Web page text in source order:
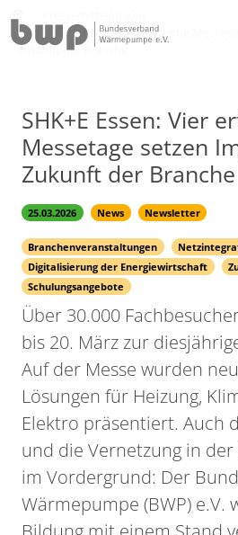
SHK+E Essen: Vier erfolgreiche
Zukunft der Branche
SHK+E Essen: Vier
Messetage setzen
Zukunft der Branche
25.03.2026 News Newsletter
Branchenveranstaltungen
Digitalisierung der Energiewirtschaft
Schulungsangebote
Über 30.000
bis 20. März zur
Auf der Messe wurden
Lösungen für Heizung,
Elektro präsentiert. Auch
und die Vernetzung in
im Vordergrund: Der
Wärmepumpe (BWP) e.V.